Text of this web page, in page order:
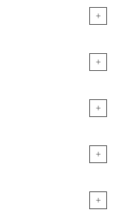
+
+
+
+
+